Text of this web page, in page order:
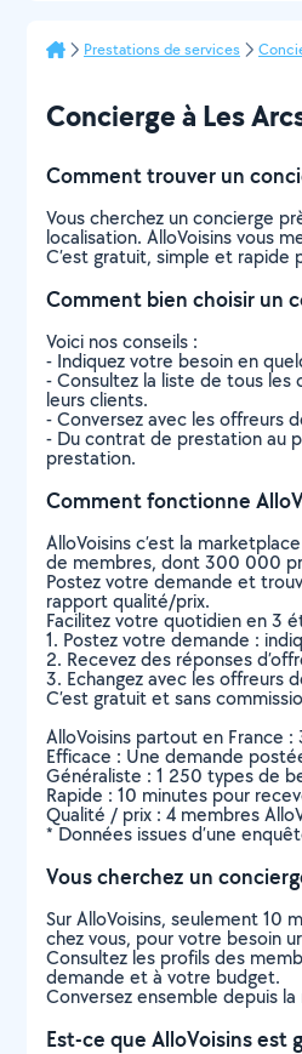
Prestations de services
Concierge à Les
Comment trouver un
Vous cherchez un concierge
localisation. AlloVoisins vous
C’est gratuit, simple et rapide
Comment bien choisir un
Voici nos conseils :
- Indiquez votre besoin en
- Consultez la liste de tous les
leurs clients.
- Conversez avec les offreurs
- Du contrat de prestation au
prestation.
Comment fonctionne
AlloVoisins c’est la
de membres, dont 300 000
Postez votre demande et
rapport qualité/prix.
Facilitez votre quotidien en 3
1. Postez votre demande :
2. Recevez des réponses
3. Echangez avec les offreurs
C’est gratuit et sans
AlloVoisins partout en France
Efficace : Une demande
Généraliste : 1 250 types de
Rapide : 10 minutes pour
Qualité / prix : 4 membres
* Données issues d’une
Vous cherchez un
Sur AlloVoisins, seulement
chez vous, pour votre besoin
Consultez les profils des
demande et à votre budget.
Conversez ensemble depuis
Est-ce que AlloVoisins est